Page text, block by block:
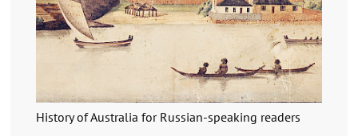
History of Australia for Russian-speaking readers